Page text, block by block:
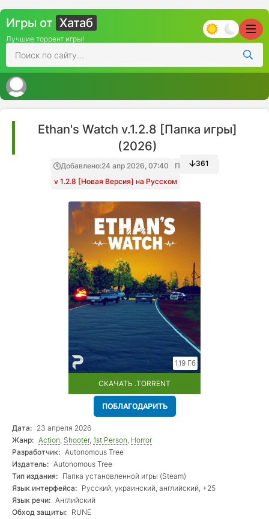
Игры от Хатаб
Лучшие торрент игры!
Ethan's Watch v.1.2.8 [Папка игры]
(2026)
Добавлено:24 апр 2026, 07:40
Папка игры
v 1.2.8 [Новая Версия] на Русском
361
1,19 Гб
СКАЧАТЬ .TORRENT
ПОБЛАГОДАРИТЬ
Дата: 23 апреля 2026
Жанр: Action, Shooter, 1st Person, Horror
Разработчик: Autonomous Tree
Издатель: Autonomous Tree
Тип издания: Папка установленной игры (Steam)
Язык интерфейса: Русский, украинский, английский, +25
Язык речи: Английский
Обход защиты: RUNE